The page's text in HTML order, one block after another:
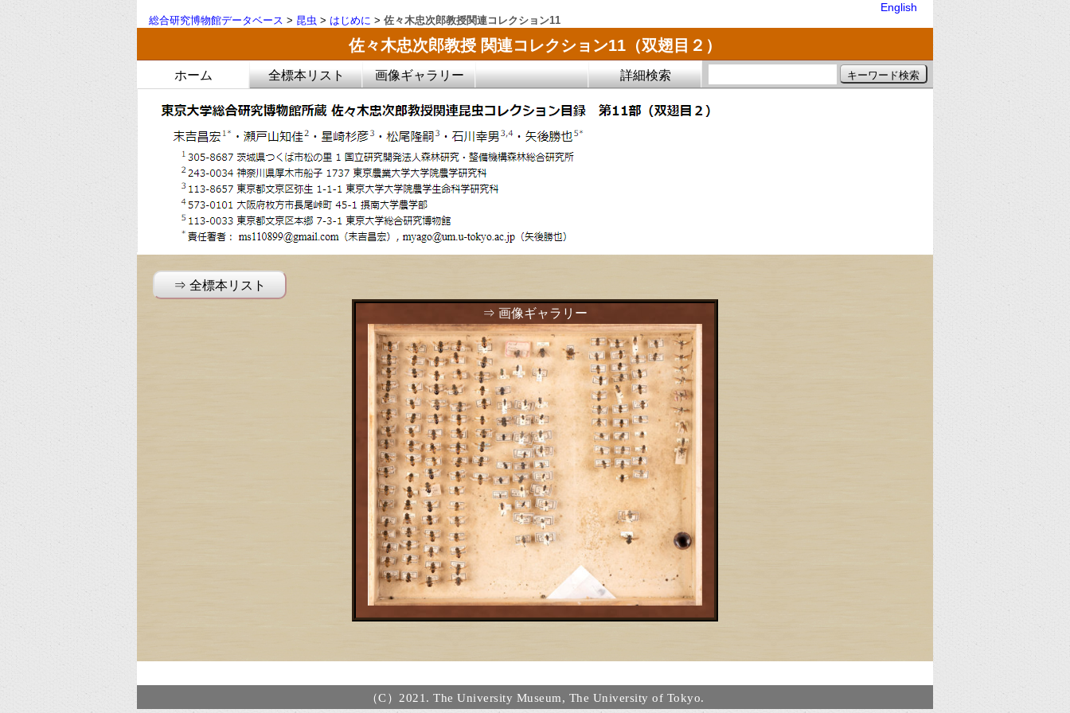
English
総合研究博物館データベース > 昆虫 > はじめに > 佐々木忠次郎教授関連コレクション11
佐々木忠次郎教授 関連コレクション11（双翅目２）
ホーム 全標本リスト 画像ギャラリー 詳細検索
⇒ 全標本リスト
⇒ 画像ギャラリー
（C）2021. The University Museum, The University of Tokyo.